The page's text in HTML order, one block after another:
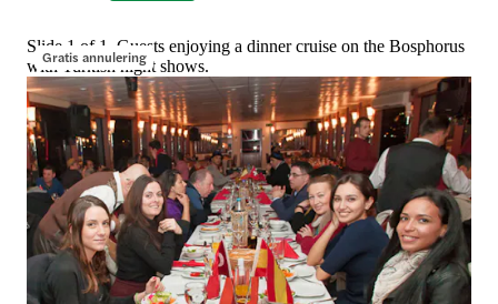
Gratis annulering
Slide 1 of 1, Guests enjoying a dinner cruise on the Bosphorus
with Turkish night shows.